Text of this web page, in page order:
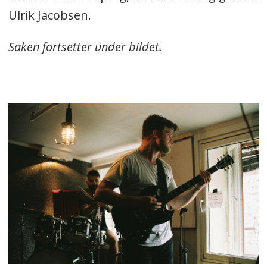
Ulrik Jacobsen.
Saken fortsetter under bildet.